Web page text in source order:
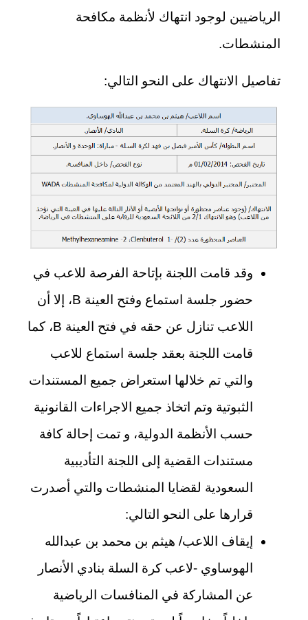
الرياضيين لوجود انتهاك لأنظمة مكافحة
المنشطات.
تفاصيل الانتهاك على النحو التالي:
وقد قامت اللجنة بإتاحة الفرصة للاعب في
حضور جلسة استماع وفتح العينة B، إلا أن
اللاعب تنازل عن حقه في فتح العينة B، كما
قامت اللجنة بعقد جلسة استماع للاعب
والتي تم خلالها استعراض جميع المستندات
الثبوتية وتم اتخاذ جميع الاجراءات القانونية
حسب الأنظمة الدولية، و تمت إحالة كافة
مستندات القضية إلى اللجنة التأديبية
السعودية لقضايا المنشطات والتي أصدرت
قرارها على النحو التالي:
إيقاف اللاعب/ هيثم بن محمد بن عبدالله
الهوساوي -لاعب كرة السلة بنادي الأنصار
عن المشاركة في المنافسات الرياضية